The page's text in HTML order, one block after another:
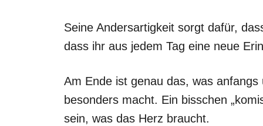
Seine Andersartigkeit sorgt dafür,
dass ihr aus jedem Tag eine neue
Am Ende ist genau das, was
besonders macht. Ein bisschen
sein, was das Herz braucht.